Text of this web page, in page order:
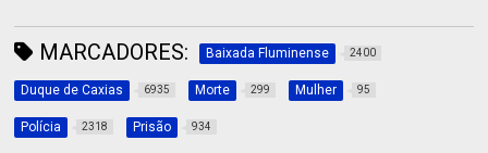
MARCADORES: Baixada Fluminense 2400
Duque de Caxias 6935 Morte 299 Mulher 95
Polícia 2318 Prisão 934